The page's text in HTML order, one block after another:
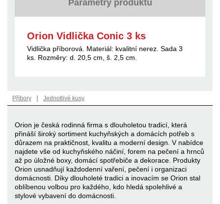
Parametry produktu
Orion Vidlička Conic 3 ks
Vidlička příborová. Materiál: kvalitní nerez. Sada 3
ks. Rozměry: d. 20,5 cm, š. 2,5 cm.
Příbory | Jednotlivé kusy
Orion je česká rodinná firma s dlouholetou tradicí, která
přináší široký sortiment kuchyňských a domácích potřeb s
důrazem na praktičnost, kvalitu a moderní design. V nabídce
najdete vše od kuchyňského náčiní, forem na pečení a hrnců
až po úložné boxy, domácí spotřebiče a dekorace. Produkty
Orion usnadňují každodenní vaření, pečení i organizaci
domácnosti. Díky dlouholeté tradici a inovacím se Orion stal
oblíbenou volbou pro každého, kdo hledá spolehlivé a
stylové vybavení do domácnosti.